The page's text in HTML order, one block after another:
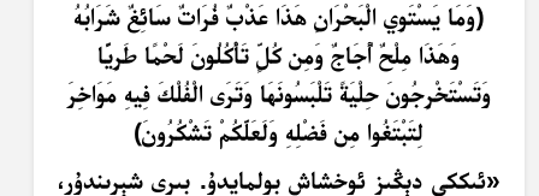
﴿وَمَا يَسْتَوِي الْبَحْرَانِ هَذَا عَذْبٌ فُرَاتٌ سَائِغٌ شَرَابُهُ
وَهَذَا مِلْحٌ أُجَاجٌ وَمِن كُلٍّ تَأْكُلُونَ لَحْمًا طَرِيًّا
وَتَسْتَخْرِجُونَ حِلْيَةً تَلْبَسُونَهَا وَتَرَى الْفُلْكَ فِيهِ مَوَاخِرَ
لِتَبْتَغُوا مِن فَضْلِهِ وَلَعَلَّكُمْ تَشْكُرُونَ﴾
«ئىككى دېڭىز ئوخشاش بولمايدۇ. بىرى شېرىندۇر،